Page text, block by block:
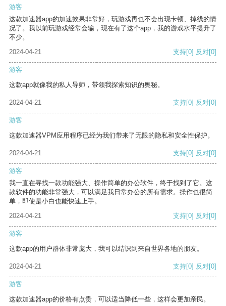
游客
这款加速器app的加速效果非常好，玩游戏再也不会出现卡顿、掉线的情
况了。我以前玩游戏经常会输，现在有了这个app，我的游戏水平提升了
不少。
2024-04-21
支持[0] 反对[0]
游客
这款app就像我的私人导师，带领我探索知识的奥秘。
2024-04-21 支持[0] 反对[0]
游客
这款加速器VPM应用程序已经为我们带来了无限的隐私和安全性保护。
2024-04-21 支持[0] 反对[0]
游客
我一直在寻找一款功能强大、操作简单的办公软件，终于找到了它。这
款软件的功能非常强大，可以满足我日常办公的所有需求。操作也很简
单，即使是小白也能快速上手。
2024-04-21
支持[0] 反对[0]
游客
这款app的用户群体非常庞大，我可以结识到来自世界各地的朋友。
2024-04-21 支持[0] 反对[0]
游客
这款加速器app的价格有点贵，可以适当降低一些，这样会更加亲民。